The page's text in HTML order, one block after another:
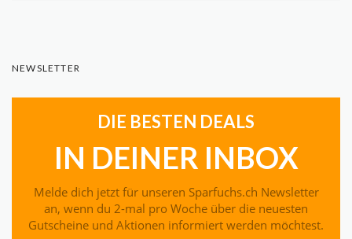
NEWSLETTER
DIE BESTEN DEALS
IN DEINER INBOX
Melde dich jetzt für unseren Sparfuchs.ch Newsletter
an, wenn du 2-mal pro Woche über die neuesten
Gutscheine und Aktionen informiert werden möchtest.